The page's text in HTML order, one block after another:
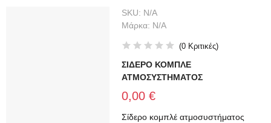
SKU: N/A
Μάρκα: N/A
(0 Κριτικές)
ΣΙΔΕΡΟ ΚΟΜΠΛΕ
ΑΤΜΟΣΥΣΤΗΜΑΤΟΣ
0,00 €
Σίδερο κομπλέ ατμοσυστήματος